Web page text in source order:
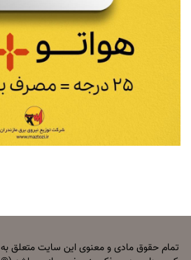
تمام حقوق مادی و معنوی این سایت متعلق به